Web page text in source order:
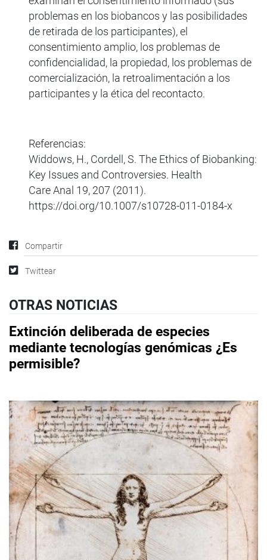
problemas en los biobancos y las posibilidades
de retirada de los participantes), el
consentimiento amplio, los problemas de
confidencialidad, la propiedad, los problemas de
comercialización, la retroalimentación a los
participantes y la ética del recontacto.
Referencias:
Widdows, H., Cordell, S. The Ethics of Biobanking:
Key Issues and Controversies. Health
Care Anal 19, 207 (2011).
https://doi.org/10.1007/s10728-011-0184-x
Compartir
Twittear
OTRAS NOTICIAS
Extinción deliberada de especies
mediante tecnologías genómicas ¿Es
permisible?